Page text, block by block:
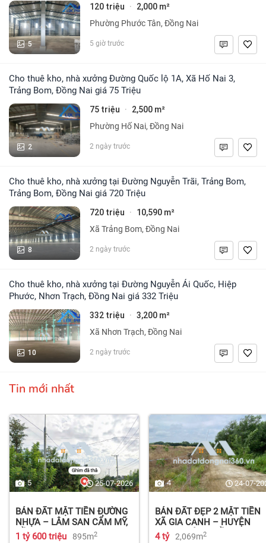
5
120 triệu · 2,000 m²
Phường Phước Tân, Đồng Nai
5 giờ trước
Cho thuê kho, nhà xưởng Đường Quốc lộ 1A, Xã Hố Nai 3,
Trảng Bom, Đồng Nai giá 75 Triệu
2
75 triệu · 2,500 m²
Phường Hố Nai, Đồng Nai
2 ngày trước
Cho thuê kho, nhà xưởng tại Đường Nguyễn Trãi, Trảng Bom,
Trảng Bom, Đồng Nai giá 720 Triệu
8
720 triệu · 10,590 m²
Xã Trảng Bom, Đồng Nai
2 ngày trước
Cho thuê kho, nhà xưởng tại Đường Nguyễn Ái Quốc, Hiệp
Phước, Nhơn Trạch, Đồng Nai giá 332 Triệu
10
332 triệu · 3,200 m²
Xã Nhơn Trạch, Đồng Nai
2 ngày trước
Tin mới nhất
5 25-07-2026
BÁN ĐẤT MẶT TIỀN ĐƯỜNG
NHỰA – LÂM SAN CẨM MỸ,
ĐỒNG NAI.
1 tỷ 600 triệu 895m2
4 24-07-
BÁN ĐẤT ĐẸP 2 MẶT TIỀN
XÃ GIA CANH – HUYỆN
ĐỊNH QUÁN – ĐỒNG NAI dt
4 tỷ 2,069m2